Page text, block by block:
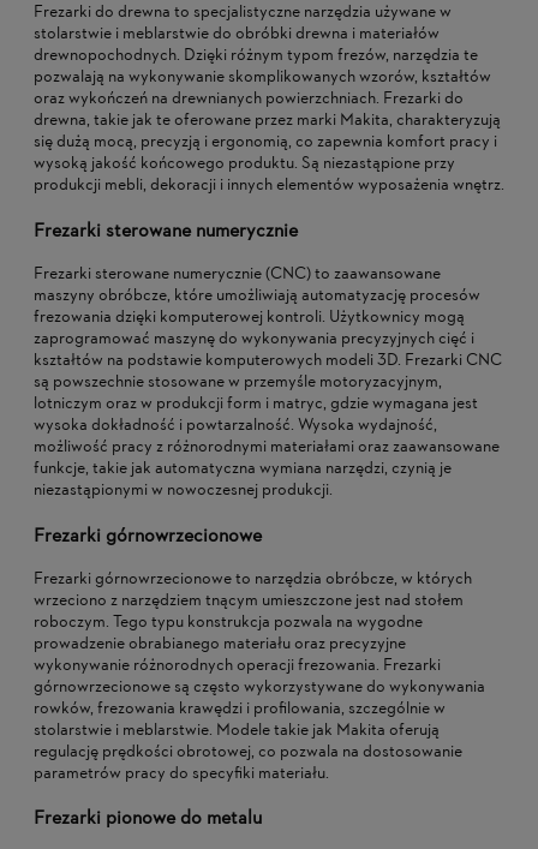
Frezarki do drewna to specjalistyczne narzędzia używane w
stolarstwie i meblarstwie do obróbki drewna i materiałów
drewnopochodnych. Dzięki różnym typom frezów, narzędzia te
pozwalają na wykonywanie skomplikowanych wzorów, kształtów
oraz wykończeń na drewnianych powierzchniach. Frezarki do
drewna, takie jak te oferowane przez marki Makita, charakteryzują
się dużą mocą, precyzją i ergonomią, co zapewnia komfort pracy i
wysoką jakość końcowego produktu. Są niezastąpione przy
produkcji mebli, dekoracji i innych elementów wyposażenia wnętrz.
Frezarki sterowane numerycznie
Frezarki sterowane numerycznie (CNC) to zaawansowane
maszyny obróbcze, które umożliwiają automatyzację procesów
frezowania dzięki komputerowej kontroli. Użytkownicy mogą
zaprogramować maszynę do wykonywania precyzyjnych cięć i
kształtów na podstawie komputerowych modeli 3D. Frezarki CNC
są powszechnie stosowane w przemyśle motoryzacyjnym,
lotniczym oraz w produkcji form i matryc, gdzie wymagana jest
wysoka dokładność i powtarzalność. Wysoka wydajność,
możliwość pracy z różnorodnymi materiałami oraz zaawansowane
funkcje, takie jak automatyczna wymiana narzędzi, czynią je
niezastąpionymi w nowoczesnej produkcji.
Frezarki górnowrzecionowe
Frezarki górnowrzecionowe to narzędzia obróbcze, w których
wrzeciono z narzędziem tnącym umieszczone jest nad stołem
roboczym. Tego typu konstrukcja pozwala na wygodne
prowadzenie obrabianego materiału oraz precyzyjne
wykonywanie różnorodnych operacji frezowania. Frezarki
górnowrzecionowe są często wykorzystywane do wykonywania
rowków, frezowania krawędzi i profilowania, szczególnie w
stolarstwie i meblarstwie. Modele takie jak Makita oferują
regulację prędkości obrotowej, co pozwala na dostosowanie
parametrów pracy do specyfiki materiału.
Frezarki pionowe do metalu